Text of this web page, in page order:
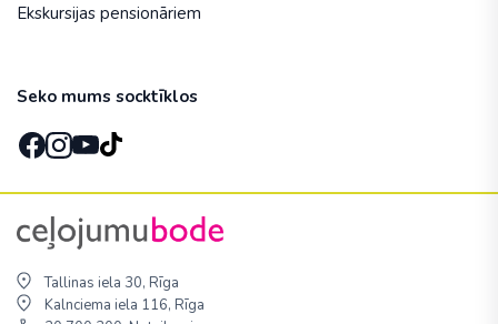
Ekskursijas pensionāriem
Seko mums socktīklos
Tallinas iela 30, Rīga
Kalnciema iela 116, Rīga